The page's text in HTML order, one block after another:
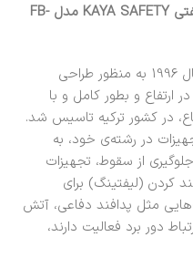
کمربند فورستر با لنیارد برند کایا سیفتی KAYA SAFETY مدل FB-
شرکت امنیت KAYA SAFETY در سال 1996 به منظور طراحی
ارتفاع و بطور کامل و با
در کشور ترکیه تاسیس شد.
در رشته‌ی خود، به
از سقوط، تجهیزات
کردن (لیفتینگ) برای
مثل پدافند دفاعی، آتش
دور برد فعالیت دارند،